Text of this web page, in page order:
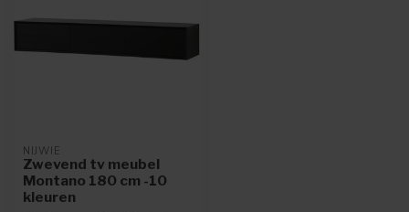
NIJWIE
Zwevend tv meubel
Montano 180 cm -10
kleuren